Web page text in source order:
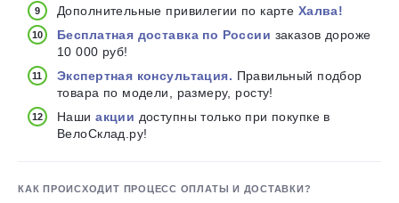
Дополнительные привилегии по карте Халва!
Бесплатная доставка по России заказов дороже
10 000 руб!
Экспертная консультация. Правильный подбор
товара по модели, размеру, росту!
Нашиакции доступны только при покупке в
ВелоСклад.ру!
КАК ПРОИСХОДИТ ПРОЦЕСС ОПЛАТЫ И ДОСТАВКИ?